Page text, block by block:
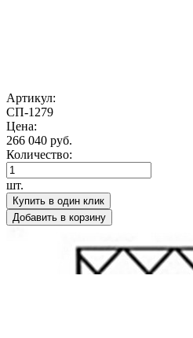
Артикул:
СП-1279
Цена:
266 040 руб.
Количество:
шт.
Купить в один клик
Добавить в корзину